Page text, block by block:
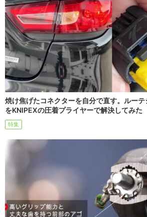
焼け焦げたコネクターを自分で直す。ルー
をKNIPEXの圧着プライヤーで解決してみた
特集